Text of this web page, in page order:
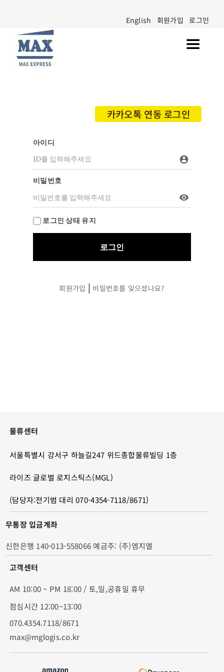
content
English 회원가입 로그인
Toggle
카카오톡 연동 로그인
아이디
account_circle
비밀번호
visibility
로그인 상태 유지
회원가입 | 비밀번호를 잊으셨나요?
물류센터
서울특별시 강서구 하늘길247 위드종합물류빌딩 1층
라이즈 글로벌 로지스틱스(MGL)
(담당자:전기범 대리 070-4354-7118/8671)
무통장 입금계좌
신한은행 140-013-558066 예금주: (주)엠지엘
고객센터
AM 10:00 ~ PM 18:00 / 토,일,공휴일 휴무
점심시간 12:00~13:00
070.4354.7118/8671
max@mglogis.co.kr